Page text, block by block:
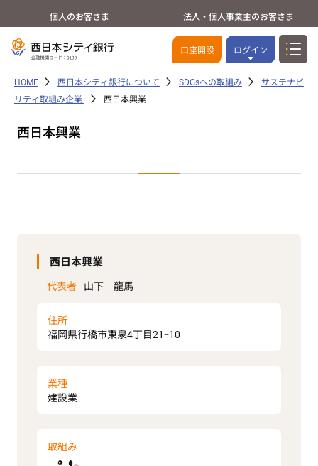
個人のお客さま 法人・個人事業主のお客さま
口座開設 ログイン
HOME 西日本シティ銀行について SDGsへの取組み
サステナビ
リティ取組み企業
西日本興業
西日本興業
西日本興業
代表者 山下 龍馬
住所
福岡県行橋市東泉4丁目21ｰ10
業種
建設業
取組み